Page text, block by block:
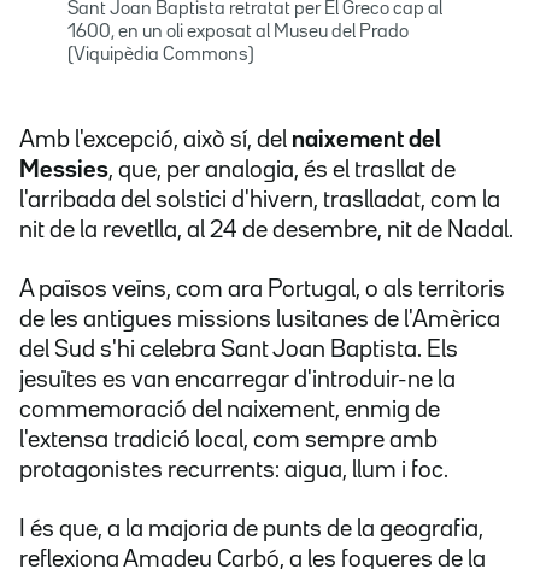
Sant Joan Baptista retratat per El Greco cap al
1600, en un oli exposat al Museu del Prado
(Viquipèdia Commons)
Amb l'excepció, això sí, del naixement del
Messies, que, per analogia, és el trasllat de
l'arribada del solstici d'hivern, traslladat, com la
nit de la revetlla, al 24 de desembre, nit de Nadal.
A països veïns, com ara Portugal, o als territoris
de les antigues missions lusitanes de l'Amèrica
del Sud s'hi celebra Sant Joan Baptista. Els
jesuïtes es van encarregar d'introduir-ne la
commemoració del naixement, enmig de
l'extensa tradició local, com sempre amb
protagonistes recurrents: aigua, llum i foc.
I és que, a la majoria de punts de la geografia,
reflexiona Amadeu Carbó, a les fogueres de la